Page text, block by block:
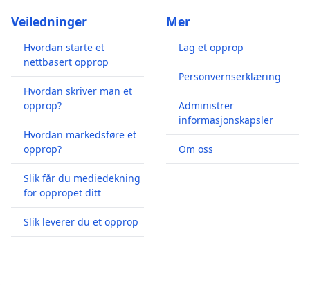
Veiledninger
Hvordan starte et
nettbasert opprop
Hvordan skriver man et
opprop?
Hvordan markedsføre et
opprop?
Slik får du mediedekning
for oppropet ditt
Slik leverer du et opprop
Mer
Lag et opprop
Personvernserklæring
Administrer
informasjonskapsler
Om oss